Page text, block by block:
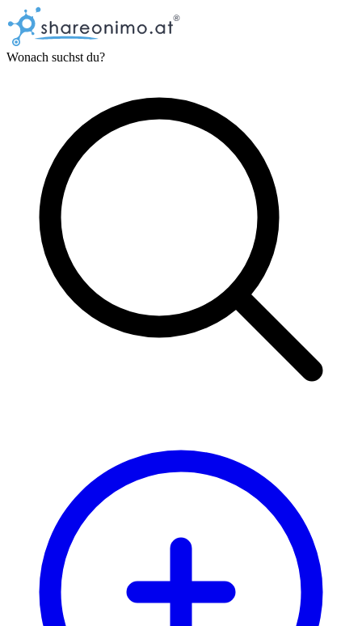
Wonach suchst du?